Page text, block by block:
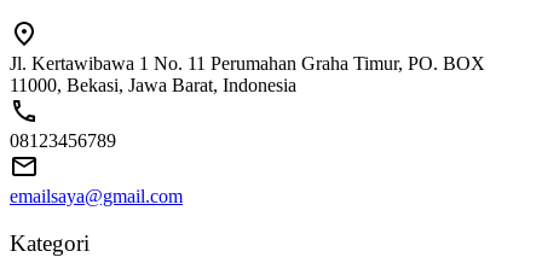
Jl. Kertawibawa 1 No. 11 Perumahan Graha Timur, PO. BOX
11000, Bekasi, Jawa Barat, Indonesia
08123456789
emailsaya@gmail.com
Kategori